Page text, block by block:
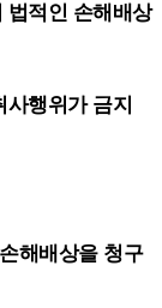
법적인 손해배상
사행위가 금지
해배상을 청구